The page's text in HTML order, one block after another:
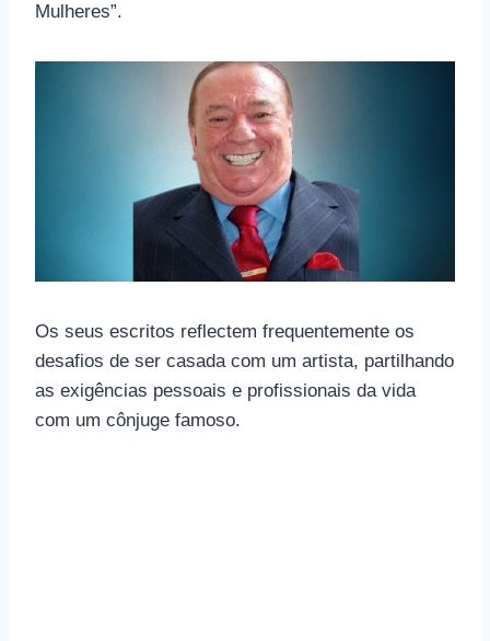
Mulheres”.
Os seus escritos reflectem frequentemente os
desafios de ser casada com um artista, partilhando
as exigências pessoais e profissionais da vida
com um cônjuge famoso.